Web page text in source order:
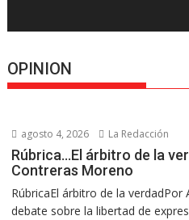
OPINION
agosto 4, 2026 La Redacción
Rúbrica…El árbitro de la
Contreras Moreno
RúbricaEl árbitro de la
debate sobre la libertad de